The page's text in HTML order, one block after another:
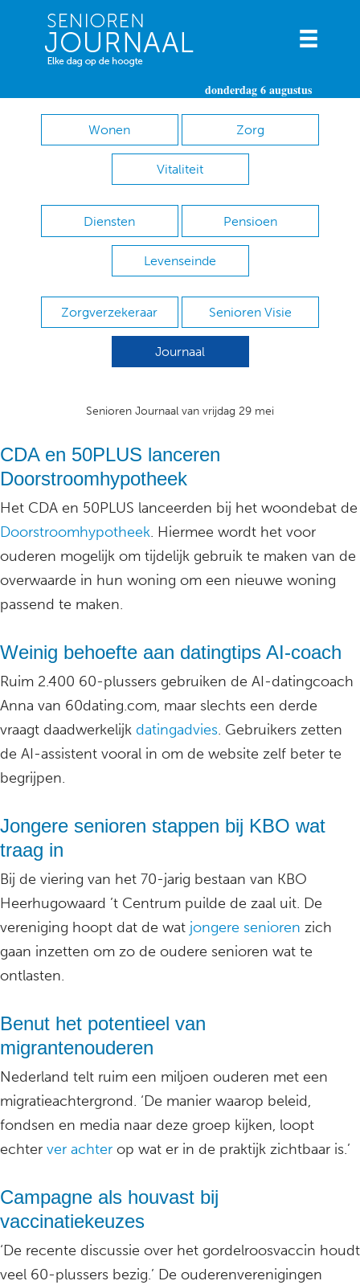
donderdag 6 augustus
Wonen Zorg
Vitaliteit
Diensten Pensioen
Levenseinde
Zorgverzekeraar Senioren Visie
Journaal
Senioren Journaal van vrijdag 29 mei
CDA en 50PLUS lanceren
Doorstroomhypotheek
Het CDA en 50PLUS lanceerden bij het woondebat de
Doorstroomhypotheek. Hiermee wordt het voor
ouderen mogelijk om tijdelijk gebruik te maken van de
overwaarde in hun woning om een nieuwe woning
passend te maken.
Weinig behoefte aan datingtips AI-coach
Ruim 2.400 60-plussers gebruiken de AI-datingcoach
Anna van 60dating.com, maar slechts een derde
vraagt daadwerkelijk datingadvies. Gebruikers zetten
de AI-assistent vooral in om de website zelf beter te
begrijpen.
Jongere senioren stappen bij KBO wat
traag in
Bij de viering van het 70-jarig bestaan van KBO
Heerhugowaard ’t Centrum puilde de zaal uit. De
vereniging hoopt dat de wat jongere senioren zich
gaan inzetten om zo de oudere senioren wat te
ontlasten.
Benut het potentieel van
migrantenouderen
Nederland telt ruim een miljoen ouderen met een
migratieachtergrond. ‘De manier waarop beleid,
fondsen en media naar deze groep kijken, loopt
echter ver achter op wat er in de praktijk zichtbaar is.’
Campagne als houvast bij
vaccinatiekeuzes
‘De recente discussie over het gordelroosvaccin houdt
veel 60-plussers bezig.’ De ouderenverenigingen